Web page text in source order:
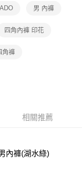
男 內褲
四角內褲 印花
角褲
相關推薦
內褲(湖水綠)